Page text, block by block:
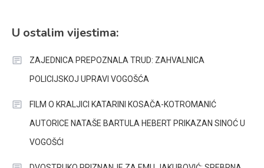
U ostalim vijestima:
ZAJEDNICA PREPOZNALA TRUD: ZAHVALNICA
POLICIJSKOJ UPRAVI VOGOŠĆA
FILM O KRALJICI KATARINI KOSAČA-KOTROMANIĆ
AUTORICE NATAŠE BARTULA HEBERT PRIKAZAN SINOĆ U
VOGOŠĆI